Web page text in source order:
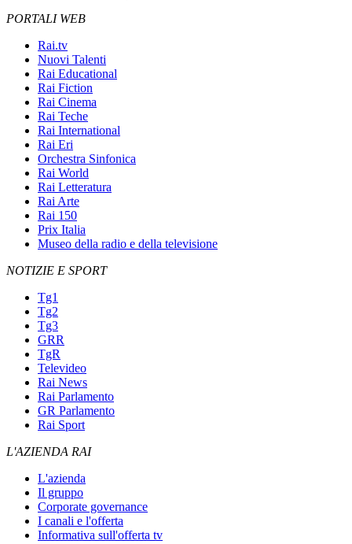
PORTALI WEB
Rai.tv
Nuovi Talenti
Rai Educational
Rai Fiction
Rai Cinema
Rai Teche
Rai International
Rai Eri
Orchestra Sinfonica
Rai World
Rai Letteratura
Rai Arte
Rai 150
Prix Italia
Museo della radio e della televisione
NOTIZIE E SPORT
Tg1
Tg2
Tg3
GRR
TgR
Televideo
Rai News
Rai Parlamento
GR Parlamento
Rai Sport
L'AZIENDA RAI
L'azienda
Il gruppo
Corporate governance
I canali e l'offerta
Informativa sull'offerta tv